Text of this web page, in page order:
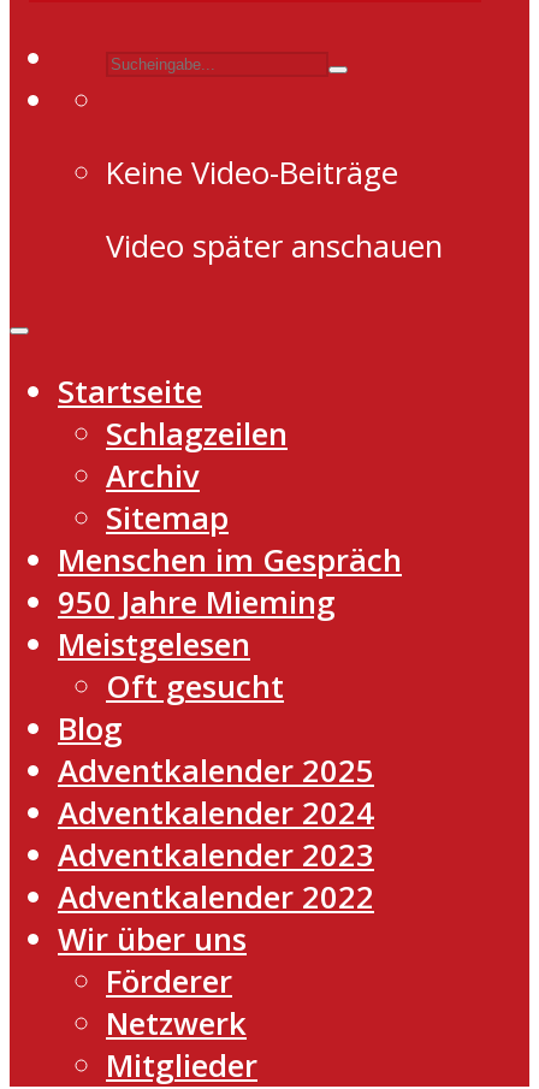
Keine Video-Beiträge
Video später anschauen
Startseite
Schlagzeilen
Archiv
Sitemap
Menschen im Gespräch
950 Jahre Mieming
Meistgelesen
Oft gesucht
Blog
Adventkalender 2025
Adventkalender 2024
Adventkalender 2023
Adventkalender 2022
Wir über uns
Förderer
Netzwerk
Mitglieder